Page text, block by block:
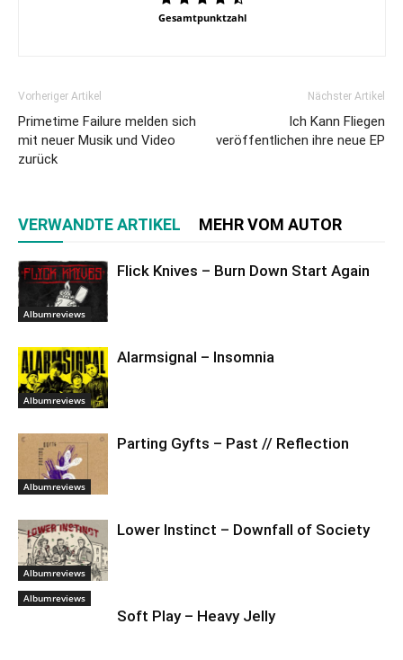
Gesamtpunktzahl
Vorheriger Artikel
Primetime Failure melden sich
mit neuer Musik und Video
zurück
Nächster Artikel
Ich Kann Fliegen
veröffentlichen ihre neue EP
VERWANDTE ARTIKEL MEHR VOM AUTOR
Albumreviews
Flick Knives – Burn Down Start Again
Albumreviews
Alarmsignal – Insomnia
Albumreviews
Parting Gyfts – Past // Reflection
Albumreviews
Lower Instinct – Downfall of Society
Albumreviews
Soft Play – Heavy Jelly